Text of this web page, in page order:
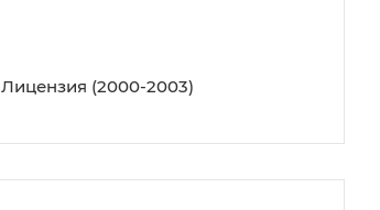
Лицензия (2000-2003)